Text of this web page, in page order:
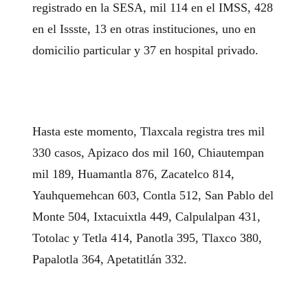
registrado en la SESA, mil 114 en el IMSS, 428
en el Issste, 13 en otras instituciones, uno en
domicilio particular y 37 en hospital privado.
Hasta este momento, Tlaxcala registra tres mil
330 casos, Apizaco dos mil 160, Chiautempan
mil 189, Huamantla 876, Zacatelco 814,
Yauhquemehcan 603, Contla 512, San Pablo del
Monte 504, Ixtacuixtla 449, Calpulalpan 431,
Totolac y Tetla 414, Panotla 395, Tlaxco 380,
Papalotla 364, Apetatitlán 332.